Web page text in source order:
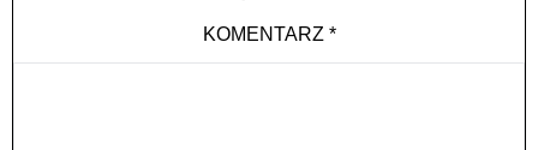
KOMENTARZ *